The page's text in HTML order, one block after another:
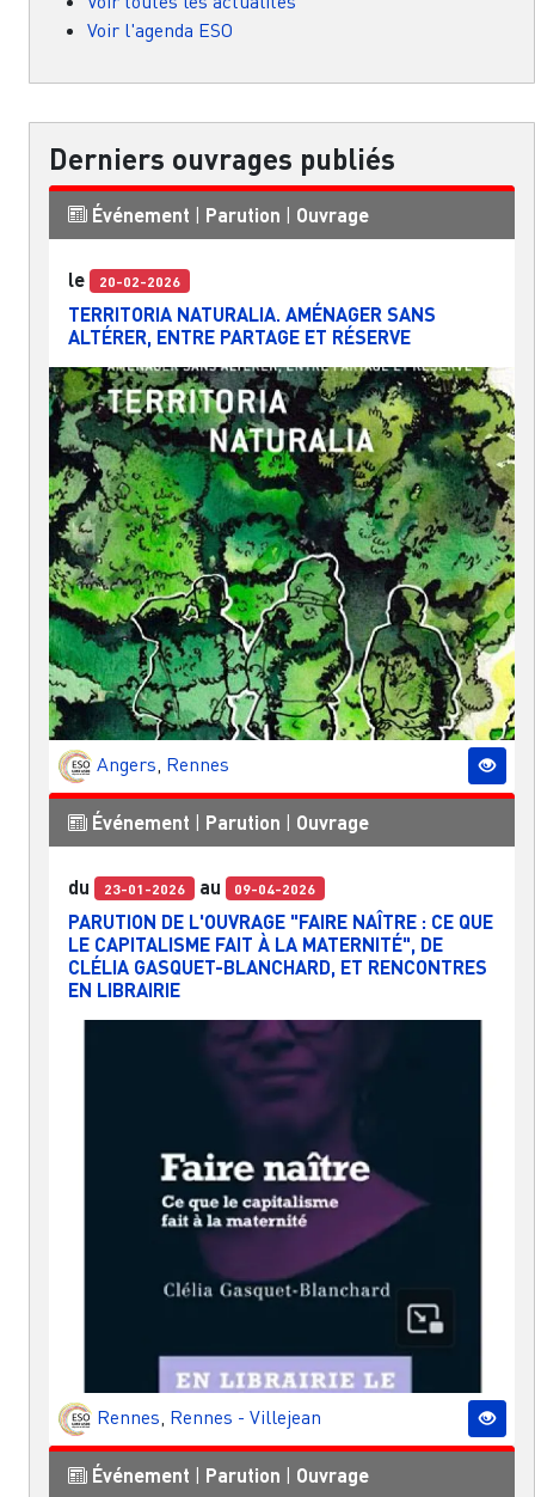
Voir l'agenda ESO
Derniers ouvrages publiés
Événement | Parution | Ouvrage
le 20-02-2026
TERRITORIA NATURALIA. AMÉNAGER SANS
ALTÉRER, ENTRE PARTAGE ET RÉSERVE
Angers Rennes
Événement Parution Ouvrage
du 23-01-2026 au 09-04-2026
PARUTION DE L'OUVRAGE "FAIRE NAÎTRE : CE QUE
LE CAPITALISME FAIT À LA MATERNITÉ", DE
CLÉLIA GASQUET-BLANCHARD, ET RENCONTRES
EN LIBRAIRIE
Rennes, Rennes - Villejean
Événement Parution Ouvrage